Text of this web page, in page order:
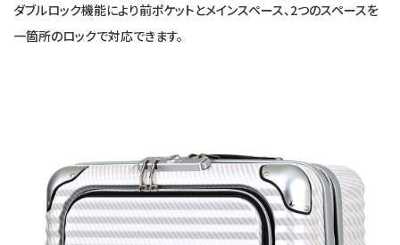
ダブルロック機能により前ポケットとメインスペース、2つのスペースを
一箇所のロックで対応できます。